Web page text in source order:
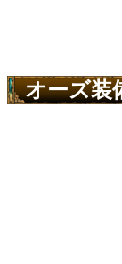
オーズ装